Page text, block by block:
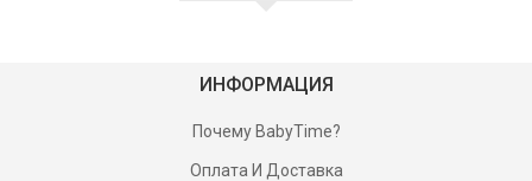
ИНФОРМАЦИЯ
Почему BabyTime?
Оплата И Доставка